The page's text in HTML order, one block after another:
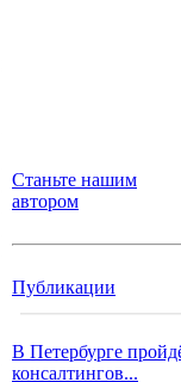
Станьте нашим
автором
Публикации
В Петербурге
консалтингов...